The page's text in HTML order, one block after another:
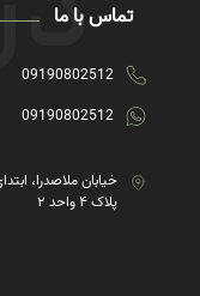
تماس با ما
09190802512
09190802512
خیابان ملاصدرا،
پلاک ۴ واحد ۲